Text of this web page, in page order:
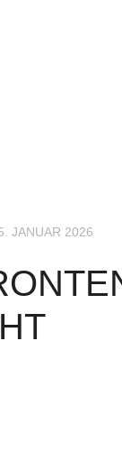
JANUAR 2026